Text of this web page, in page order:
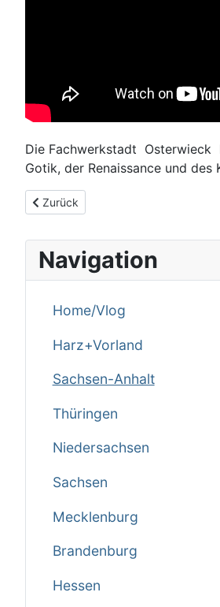
Navigation
Home/Vlog
Harz+Vorland
Sachsen-Anhalt
Thüringen
Niedersachsen
Sachsen
Mecklenburg
Brandenburg
Hessen
Die Fachwerkstadt Osterwieck
Gotik, der Renaissance und
Vorheriger Beitrag: Zeitz
Zurück